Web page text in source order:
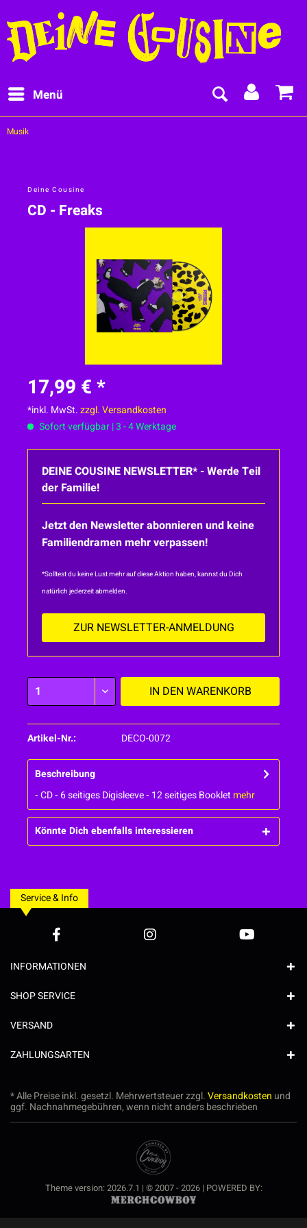
Menü
Musik
Deine Cousine
CD - Freaks
17,99 € *
*inkl. MwSt.zzgl. Versandkosten
Sofort verfügbar | 3 - 4 Werktage
DEINE COUSINE NEWSLETTER* - Werde Teil
der Familie!
Jetzt den Newsletter abonnieren und keine
Familiendramen mehr verpassen!
*Solltest du keine Lust mehr auf diese Aktion haben, kannst du Dich
natürlich jederzeit abmelden.
ZUR NEWSLETTER-ANMELDUNG
IN DEN WARENKORB
Artikel-Nr.: DECO-0072
Beschreibung
⁃ CD ⁃ 6 seitiges Digisleeve ⁃ 12 seitiges Booklet mehr
Könnte Dich ebenfalls interessieren
Service & Info
INFORMATIONEN
SHOP SERVICE
VERSAND
ZAHLUNGSARTEN
* Alle Preise inkl. gesetzl. Mehrwertsteuer zzgl.Versandkosten und
ggf. Nachnahmegebühren, wenn nicht anders beschrieben
Theme version: 2026.7.1 | © 2007 - 2026 | POWERED BY: